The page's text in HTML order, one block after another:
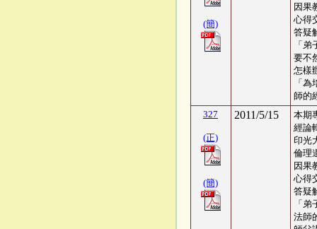
(簡)
因果
心得
答疑
「
要不
怎樣
「
師的
327
(正)
(簡)
2011/5/15
本期
經論
印光
倫理
因果
心得
答疑
「
法師